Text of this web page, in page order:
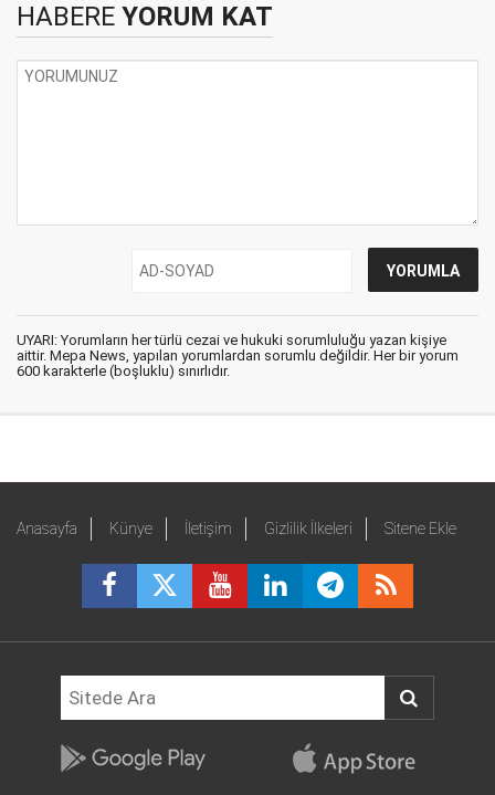
HABERE YORUM KAT
UYARI: Yorumların her türlü cezai ve hukuki sorumluluğu yazan kişiye
aittir. Mepa News, yapılan yorumlardan sorumlu değildir. Her bir yorum
600 karakterle (boşluklu) sınırlıdır.
Anasayfa Künye İletişim Gizlilik İlkeleri Sitene Ekle